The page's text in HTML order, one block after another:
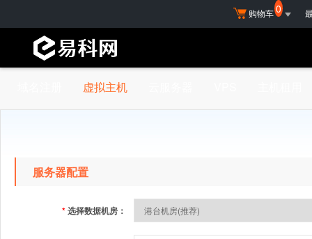
购物车0
虚拟主机
香港主机
Linux主机
超G型主机
服务器配置
*选择数据机房：